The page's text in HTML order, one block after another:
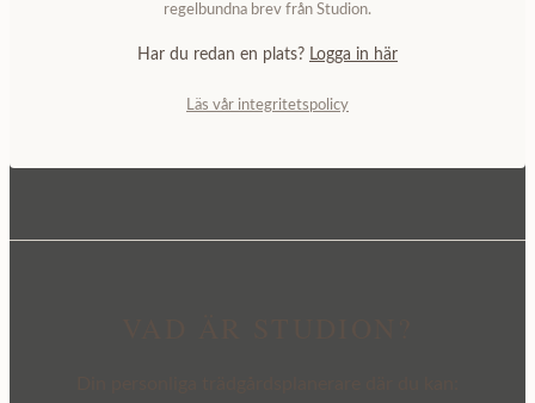
regelbundna brev från Studion.
Har du redan en plats? Logga in här
Läs vår integritetspolicy